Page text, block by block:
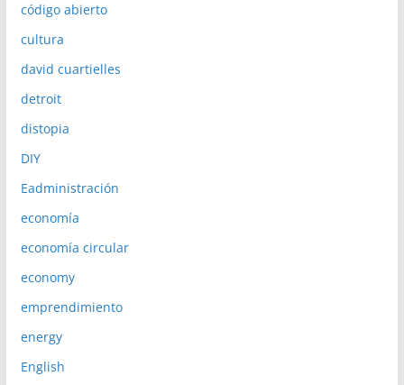
código abierto
cultura
david cuartielles
detroit
distopia
DIY
Eadministración
economía
economía circular
economy
emprendimiento
energy
English